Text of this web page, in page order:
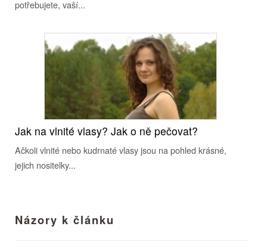
potřebujete, vaší...
Jak na vlnité vlasy? Jak o ně pečovat?
Ačkoli vlnité nebo kudrnaté vlasy jsou na pohled krásné,
jejich nositelky...
Názory k článku